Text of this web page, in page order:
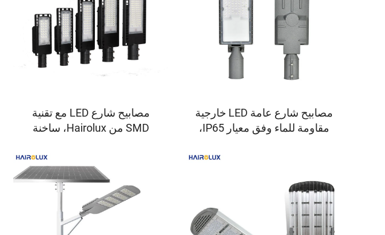
مصابيح شارع عامة LED خارجية
مقاومة للماء وفق معيار IP65،
مصابيح شارع LED مع تقنية
SMD من Hairolux، ساخنة